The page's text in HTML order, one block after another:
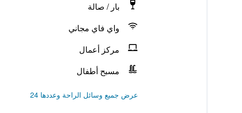
بار / صالة
واي فاي مجاني
مركز أعمال
مسبح أطفال
عرض جميع وسائل الراحة وعددها 24